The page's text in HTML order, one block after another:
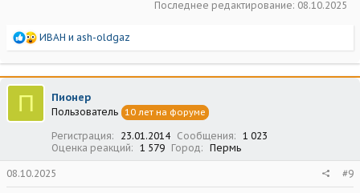
Последнее редактирование: 08.10.2025
Р
а
к
ц
ИВАН и ash-oldgaz
П Пионер
Пользователь 10 лет на форуме
Регистрация 23.01.2014 Сообщения
1 023
Оценка реакций
1 579 Город Пермь
08.10.2025 #9